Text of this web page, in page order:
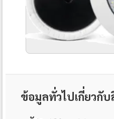
ข้อมูลทั่วไปเกี่ยวกั